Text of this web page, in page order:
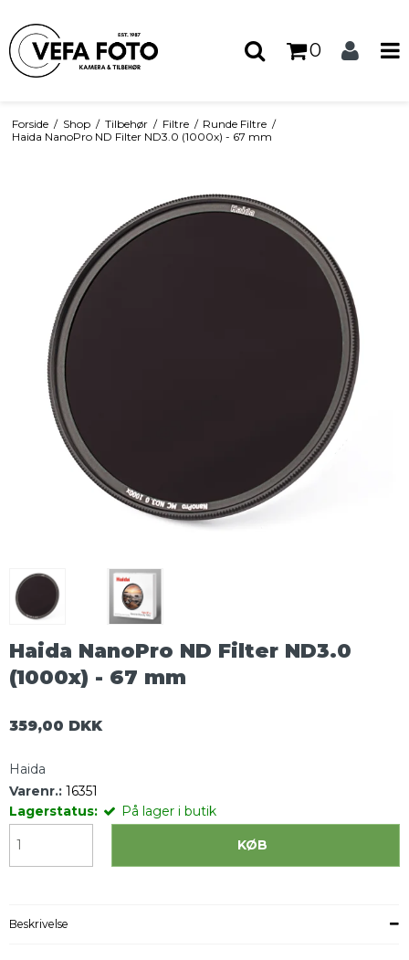
0
Forside / Shop / Tilbehør / Filtre / Runde Filtre /
Haida NanoPro ND Filter ND3.0 (1000x) - 67 mm
Haida NanoPro ND Filter ND3.0
(1000x) - 67 mm
359,00 DKK
Haida
Varenr.: 16351
Lagerstatus:
På lager i butik
KØB
Beskrivelse